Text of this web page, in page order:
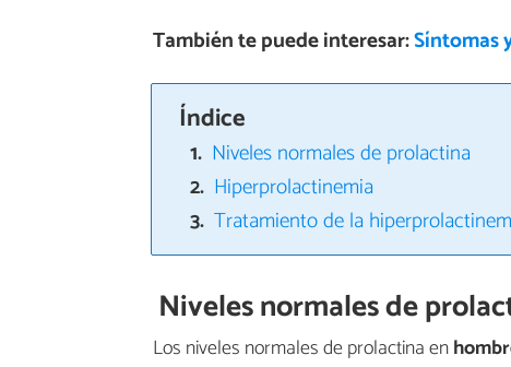
También te puede interesar:Síntomas
Índice
Niveles normales de prolactina
Hiperprolactinemia
Tratamiento de la
Niveles normales de
Los niveles normales de prolactina en